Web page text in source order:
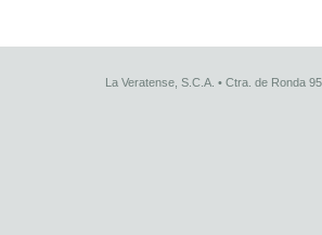
La Veratense, S.C.A. • Ctra. de Ronda